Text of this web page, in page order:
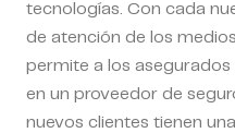
tecnologías. Con cada
de atención de los
permite a los
en un proveedor de
nuevos clientes tienen